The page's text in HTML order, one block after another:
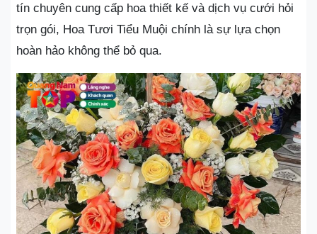
tín chuyên cung cấp hoa thiết kế và dịch vụ cưới hỏi
trọn gói, Hoa Tươi Tiểu Muội chính là sự lựa chọn
hoàn hảo không thể bỏ qua.